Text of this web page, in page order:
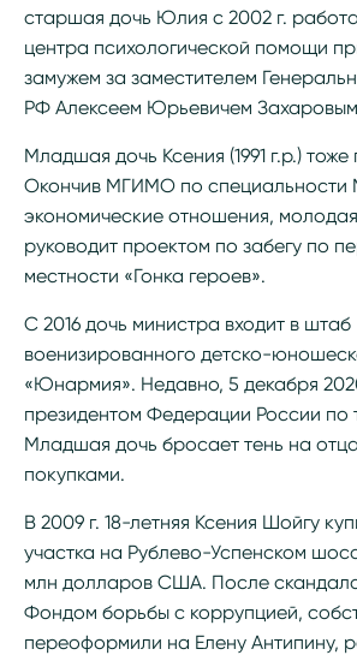
старшая дочь Юлия с 2002 г.
центра психологической помощи
замужем за заместителем
РФ Алексеем Юрьевичем
Младшая дочь Ксения (1991 г.р.)
Окончив МГИМО по специальности
экономические отношения,
руководит проектом по забегу по
местности «Гонка героев».
С 2016 дочь министра входит в штаб
военизированного детско-
«Юнармия». Недавно, 5 декабря
президентом Федерации России по
Младшая дочь бросает тень на
покупками.
В 2009 г. 18-летняя Ксения Шойгу
участка на Рублево-Успенском
млн долларов США. После
Фондом борьбы с коррупцией,
переоформили на Елену Антипину,